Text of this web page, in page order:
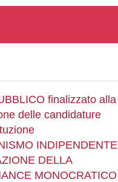
finalizzato alla
delle candidature
INDIPENDENTE
DELLA
MONOCRATICO